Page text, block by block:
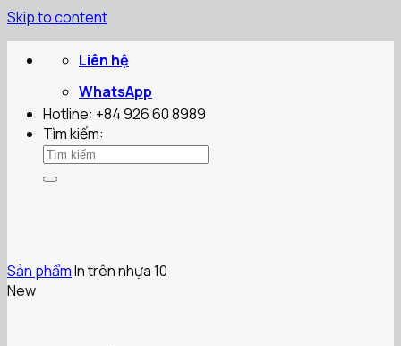
Skip to content
Liên hệ
WhatsApp
Hotline: +84 926 60 8989
Tìm kiếm:
Sản phẩmIn trên nhựa 10
New